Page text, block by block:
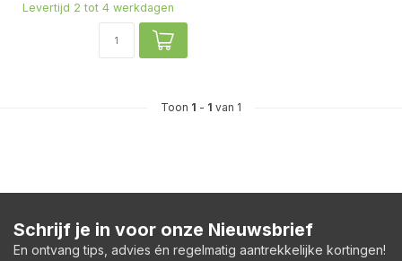
Levertijd 2 tot 4 werkdagen
Toon 1 - 1 van 1
Schrijf je in voor onze Nieuwsbrief
En ontvang tips, advies én regelmatig aantrekkelijke kortingen!